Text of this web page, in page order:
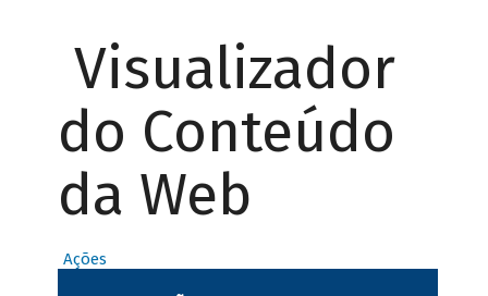
Visualizador
do Conteúdo
da Web
Ações